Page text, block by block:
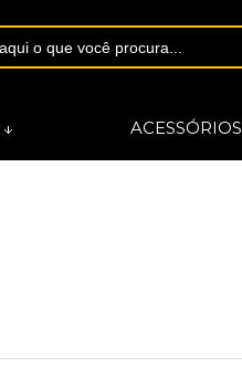
ACESSÓRIOS